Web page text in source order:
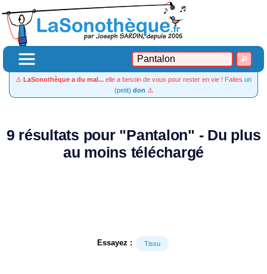
⚠️ LaSonothèque a du mal... elle a besoin de vous pour rester en vie ! Faites un
(petit) don ⚠️
9 résultats pour "Pantalon" - Du plus
au moins téléchargé
Essayez : Tissu